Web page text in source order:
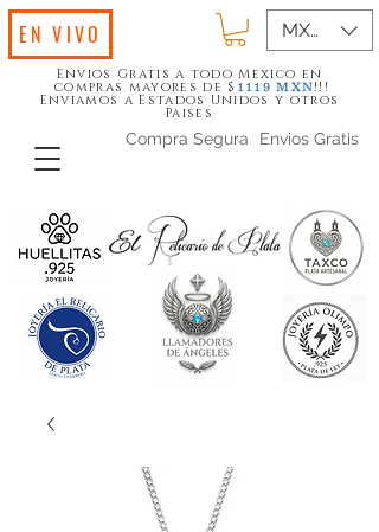
Envios Gratis
Compra Segura
Envios Gratis a todo Mexico en
compras mayores de $ 1119 MXN!!!
Enviamos a Estados Unidos y otros
Paises
MXN ($)
EN VIVO